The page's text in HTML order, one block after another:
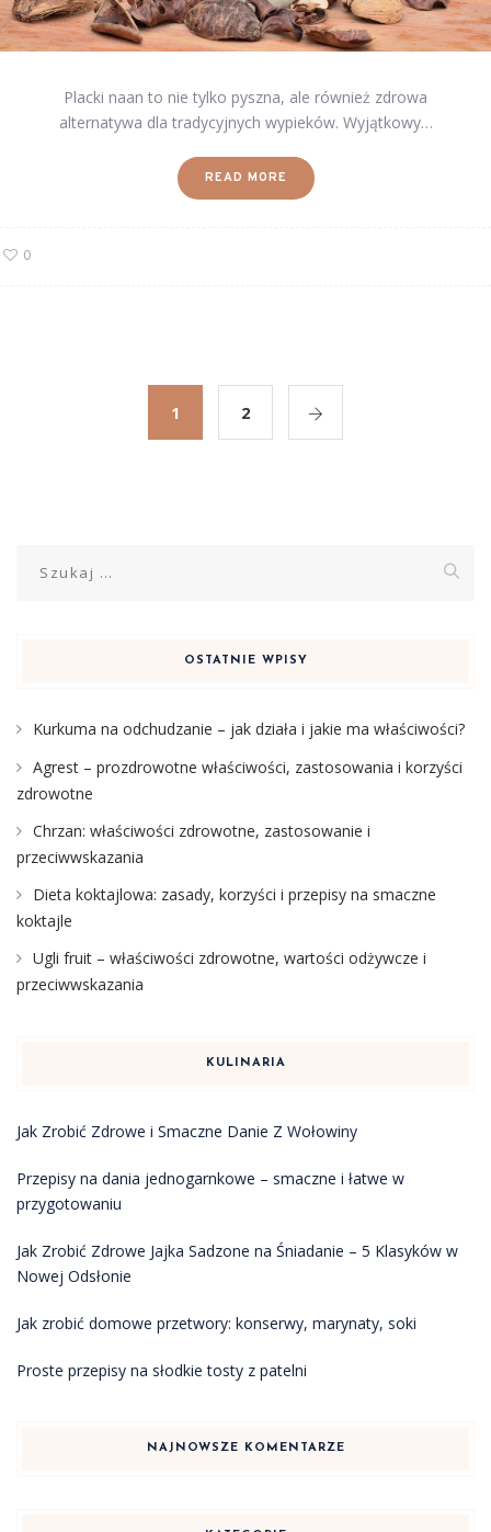
Placki naan to nie tylko pyszna, ale również zdrowa
alternatywa dla tradycyjnych wypieków. Wyjątkowy…
READ MORE
0
1 2
OSTATNIE WPISY
Kurkuma na odchudzanie – jak działa i jakie ma właściwości?
Agrest – prozdrowotne właściwości, zastosowania i korzyści
zdrowotne
Chrzan: właściwości zdrowotne, zastosowanie i
przeciwwskazania
Dieta koktajlowa: zasady, korzyści i przepisy na smaczne
koktajle
Ugli fruit – właściwości zdrowotne, wartości odżywcze i
przeciwwskazania
KULINARIA
Jak Zrobić Zdrowe i Smaczne Danie Z Wołowiny
Przepisy na dania jednogarnkowe – smaczne i łatwe w
przygotowaniu
Jak Zrobić Zdrowe Jajka Sadzone na Śniadanie – 5 Klasyków w
Nowej Odsłonie
Jak zrobić domowe przetwory: konserwy, marynaty, soki
Proste przepisy na słodkie tosty z patelni
NAJNOWSZE KOMENTARZE